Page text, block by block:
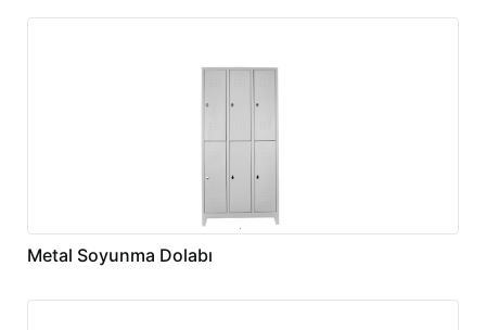
Metal Soyunma Dolabı